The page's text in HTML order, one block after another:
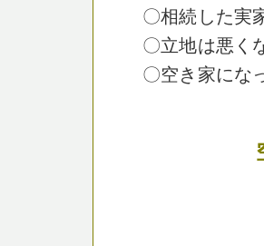
〇相続した実
〇立地は悪く
〇空き家にな